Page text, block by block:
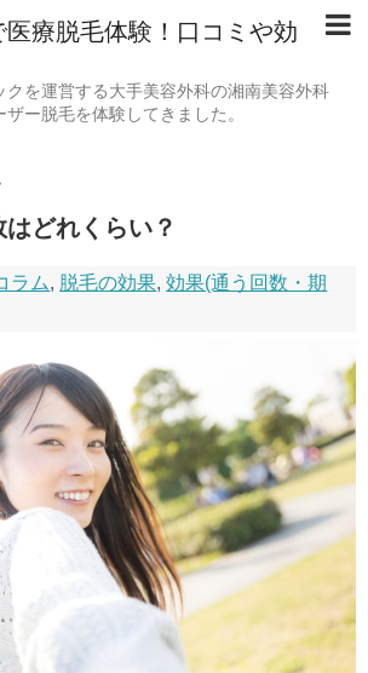
療脱毛体験！口コミや効
クを運営する大手美容外科の湘南美容外科
ー脱毛を体験してきました。
どれくらい？
ラム, 脱毛の効果,効果(通う回数・期